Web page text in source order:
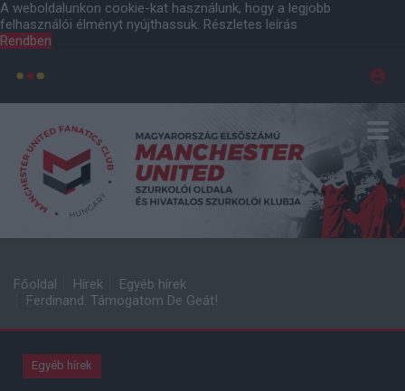
A weboldalunkon cookie-kat használunk, hogy a legjobb
felhasználói élményt nyújthassuk. Részletes leírás
Rendben
Főoldal Hírek
Egyéb hírek
Ferdinand: Támogatom De Geát!
Egyéb hírek